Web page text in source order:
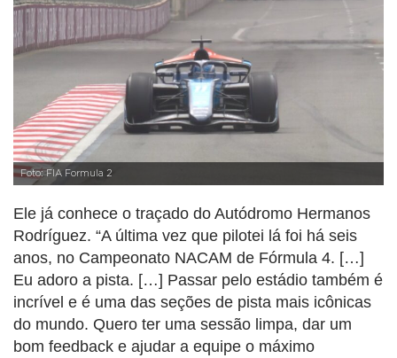
Foto: FIA Formula 2
Ele já conhece o traçado do Autódromo Hermanos
Rodríguez. “A última vez que pilotei lá foi há seis
anos, no Campeonato NACAM de Fórmula 4. […]
Eu adoro a pista. […] Passar pelo estádio também é
incrível e é uma das seções de pista mais icônicas
do mundo. Quero ter uma sessão limpa, dar um
bom feedback e ajudar a equipe o máximo